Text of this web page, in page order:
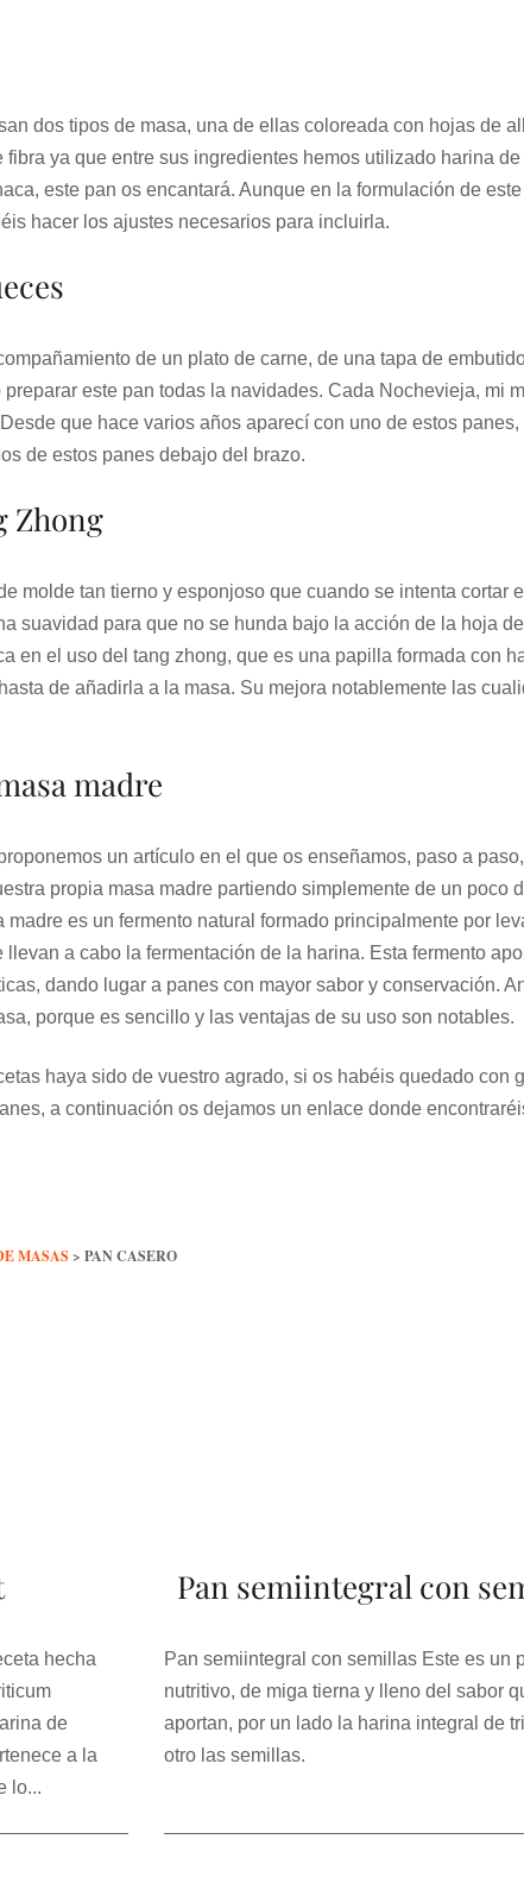
dos tipos de masa, una de ellas coloreada con hojas de
ya que entre sus ingredientes hemos utilizado harina de
este pan os encantará. Aunque en la formulación de
hacer los ajustes necesarios para incluirla.
de un plato de carne, de una tapa de
este pan todas la navidades. Cada Nochevieja, mi
que hace varios años aparecí con uno de estos panes,
de estos panes debajo del brazo.
Zhong
molde tan tierno y esponjoso que cuando se intenta cortar
suavidad para que no se hunda bajo la acción de la hoja
en el uso del tang zhong, que es una papilla formada con
de añadirla a la masa. Su mejora notablemente las
madre
un artículo en el que os enseñamos, paso a
propia masa madre partiendo simplemente de un poco
madre es un fermento natural formado principalmente por
a cabo la fermentación de la harina. Esta fermento
dando lugar a panes con mayor sabor y conservación.
porque es sencillo y las ventajas de su uso son notables.
haya sido de vuestro agrado, si os habéis quedado con
a continuación os dejamos un enlace donde
MASAS > PAN CASERO
hecha
de
a la
lo...
Pan semiintegral con
Pan semiintegral con semillas Este es un
nutritivo, de miga tierna y lleno del sabor
aportan, por un lado la harina integral de
otro las semillas.